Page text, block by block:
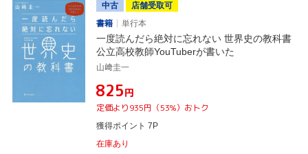
中古
店舗受取可
書籍
単行本
一度読んだら絶対に忘れない 世界史の教科書
公立高校教師YouTuberが書いた
山﨑圭一
¥825円
定価より935円（53%）おトク
獲得ポイント 7P
在庫あり